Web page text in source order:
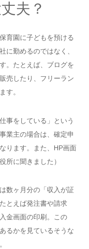
夫？
育園に子どもを預ける
に勤めるのではなく、
。たとえば、ブログを
売したり、フリーラン
す。
事をしている」という
業主の場合は、確定申
ります。また、HP画面
所に聞きました）
数ヶ月分の「収入が証
とえば発注書や請求
金画面の印刷。この
るかを見ているそうな